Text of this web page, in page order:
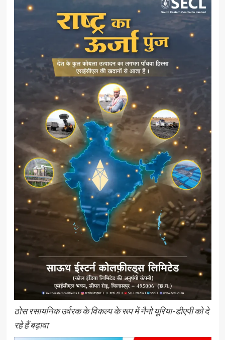
ठोस रसायनिक उर्वरक के विकल्प के रूप में नैनो यूरिया-डीएपी को दे
रहे हैं बढ़ावा